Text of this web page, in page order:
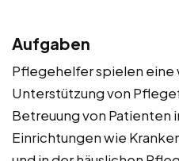
Aufgaben
Pflegehelfer spielen eine
Unterstützung von
Betreuung von Patienten
Einrichtungen wie